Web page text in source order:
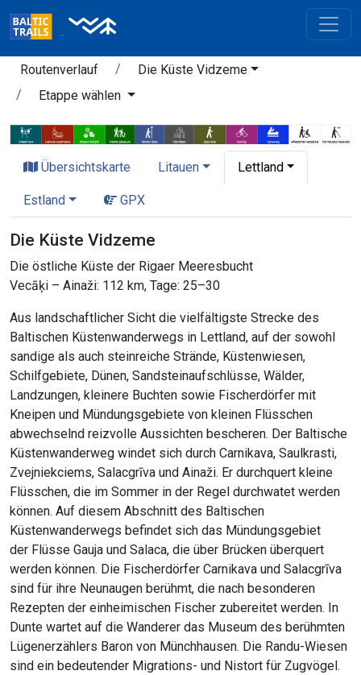
Routenverlauf
Die Küste Vidzeme
Etappe wählen
Übersichtskarte Litauen Lettland
Estland GPX
Die Küste Vidzeme
Die östliche Küste der Rigaer Meeresbucht
Vecāķi – Ainaži: 112 km, Tage: 25–30
Aus landschaftlicher Sicht die vielfältigste Strecke des
Baltischen Küstenwanderwegs in Lettland, auf der sowohl
sandige als auch steinreiche Strände, Küstenwiesen,
Schilfgebiete, Dünen, Sandsteinaufschlüsse, Wälder,
Landzungen, kleinere Buchten sowie Fischerdörfer mit
Kneipen und Mündungsgebiete von kleinen Flüsschen
abwechselnd reizvolle Aussichten bescheren. Der Baltische
Küstenwanderweg windet sich durch Carnikava, Saulkrasti,
Zvejniekciems, Salacgrīva und Ainaži. Er durchquert kleine
Flüsschen, die im Sommer in der Regel durchwatet werden
können. Auf diesem Abschnitt des Baltischen
Küstenwanderwegs befindet sich das Mündungsgebiet
der Flüsse Gauja und Salaca, die über Brücken überquert
werden können. Die Fischerdörfer Carnikava und Salacgrīva
sind für ihre Neunaugen berühmt, die nach besonderen
Rezepten der einheimischen Fischer zubereitet werden. In
Dunte wartet auf die Wanderer das Museum des berühmten
Lügenerzählers Baron von Münchhausen. Die Randu-Wiesen
sind ein bedeutender Migrations- und Nistort für Zugvögel.